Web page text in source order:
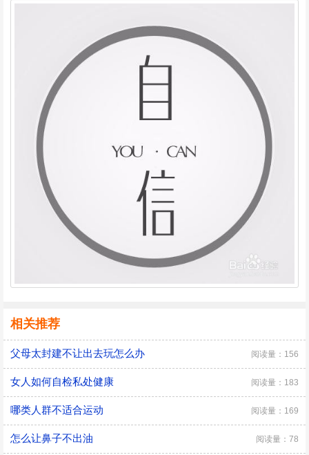
相关推荐
父母太封建不让出去玩怎么办 阅读量：156
女人如何自检私处健康 阅读量：183
哪类人群不适合运动 阅读量：169
怎么让鼻子不出油 阅读量：78